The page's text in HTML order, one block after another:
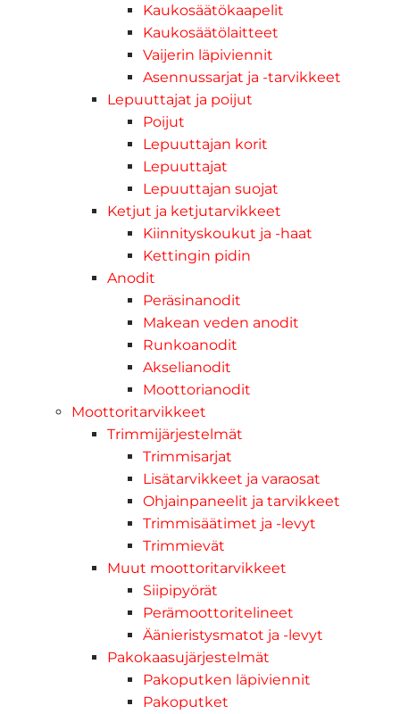
Kaukosäätökaapelit
Kaukosäätölaitteet
Vaijerin läpiviennit
Asennussarjat ja -tarvikkeet
Lepuuttajat ja poijut
Poijut
Lepuuttajan korit
Lepuuttajat
Lepuuttajan suojat
Ketjut ja ketjutarvikkeet
Kiinnityskoukut ja -haat
Kettingin pidin
Anodit
Peräsinanodit
Makean veden anodit
Runkoanodit
Akselianodit
Moottorianodit
Moottoritarvikkeet
Trimmijärjestelmät
Trimmisarjat
Lisätarvikkeet ja varaosat
Ohjainpaneelit ja tarvikkeet
Trimmisäätimet ja -levyt
Trimmievät
Muut moottoritarvikkeet
Siipipyörät
Perämoottoritelineet
Äänieristysmatot ja -levyt
Pakokaasujärjestelmät
Pakoputken läpiviennit
Pakoputket